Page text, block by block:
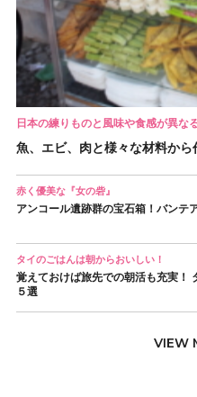
日本の練りものと風味や食感が異な
魚、エビ、肉と様々な材料か
赤く優美な『女の砦』
アンコール遺跡群の宝石箱！バンテ
タイのごはんは朝からおいしい！
覚えておけば旅先での朝活も充実！
５選
VIEW